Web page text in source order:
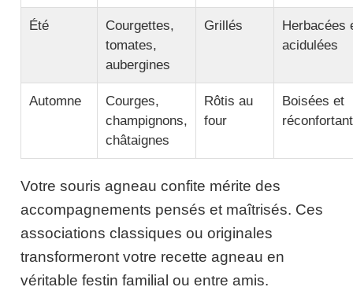
Été
Courgettes,
tomates,
aubergines
Grillés
Herbacées
acidulées
Automne
Courges,
champignons,
châtaignes
Rôtis au
four
Boisées et
Votre souris agneau confite mérite des
accompagnements pensés et maîtrisés. Ces
associations classiques ou originales
transformeront votre recette agneau en
véritable festin familial ou entre amis.